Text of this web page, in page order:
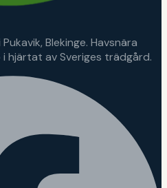
Blekinge. Havsnära
hjärtat av Sveriges trädgård.